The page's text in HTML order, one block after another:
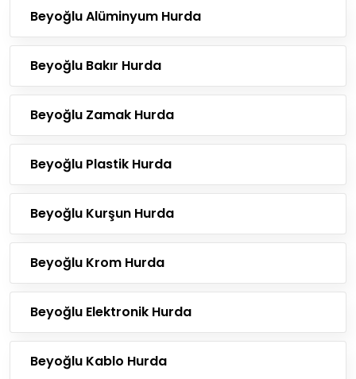
Beyoğlu Alüminyum Hurda
Beyoğlu Bakır Hurda
Beyoğlu Zamak Hurda
Beyoğlu Plastik Hurda
Beyoğlu Kurşun Hurda
Beyoğlu Krom Hurda
Beyoğlu Elektronik Hurda
Beyoğlu Kablo Hurda